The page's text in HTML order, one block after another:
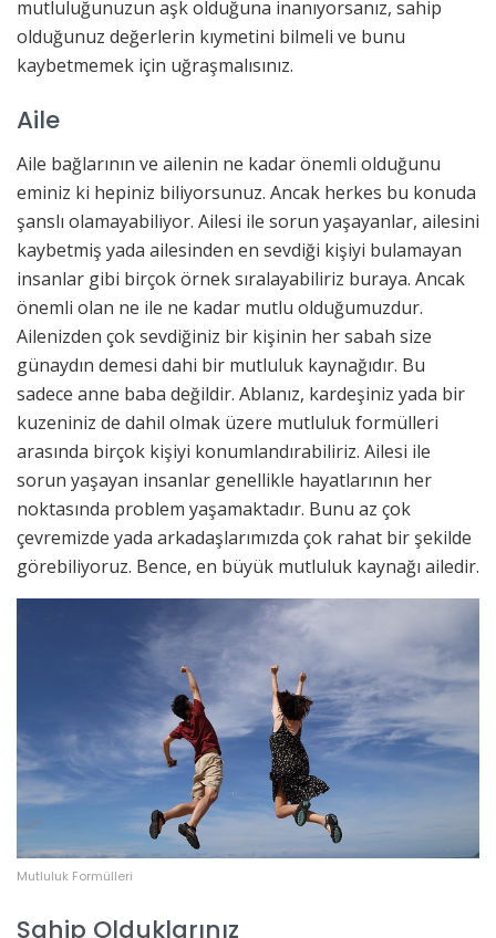
mutluluğunuzun aşk olduğuna inanıyorsanız, sahip
olduğunuz değerlerin kıymetini bilmeli ve bunu
kaybetmemek için uğraşmalısınız.
Aile
Aile bağlarının ve ailenin ne kadar önemli olduğunu
eminiz ki hepiniz biliyorsunuz. Ancak herkes bu konuda
şanslı olamayabiliyor. Ailesi ile sorun yaşayanlar, ailesini
kaybetmiş yada ailesinden en sevdiği kişiyi bulamayan
insanlar gibi birçok örnek sıralayabiliriz buraya. Ancak
önemli olan ne ile ne kadar mutlu olduğumuzdur.
Ailenizden çok sevdiğiniz bir kişinin her sabah size
günaydın demesi dahi bir mutluluk kaynağıdır. Bu
sadece anne baba değildir. Ablanız, kardeşiniz yada bir
kuzeniniz de dahil olmak üzere mutluluk formülleri
arasında birçok kişiyi konumlandırabiliriz. Ailesi ile
sorun yaşayan insanlar genellikle hayatlarının her
noktasında problem yaşamaktadır. Bunu az çok
çevremizde yada arkadaşlarımızda çok rahat bir şekilde
görebiliyoruz. Bence, en büyük mutluluk kaynağı ailedir.
Mutluluk Formülleri
Sahip Olduklarınız